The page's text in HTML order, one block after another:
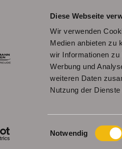
Diese Webseite
Wir verwenden
Medien anbieten zu
wir Informationen
Werbung und
weiteren Daten
Nutzung der
Einwilligungsauswahl
Notwendig
Erdgeschosswohnung
mit Balkon in Erfurt
Moderne, bezugsbereite
1Raumwohnung mit
Einbauküche &
GmbH